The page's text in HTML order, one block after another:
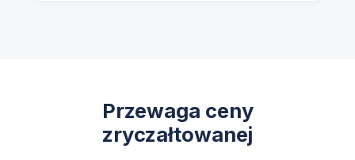
Przewaga ceny
zryczałtowanej